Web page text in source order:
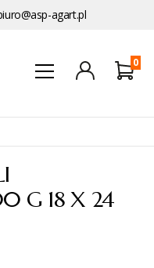
agart.pl
0
G 18 X 24